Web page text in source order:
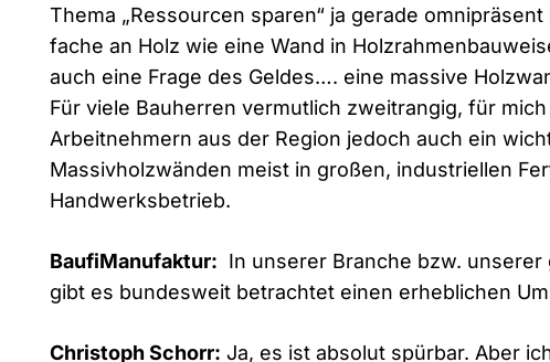
Thema „Ressourcen sparen“ ja gerade
fache an Holz wie eine Wand in
auch eine Frage des Geldes…. eine massive
Für viele Bauherren vermutlich zweitrangig, für
Arbeitnehmern aus der Region jedoch auch ein
Massivholzwänden meist in großen, industriellen
Handwerksbetrieb.
BaufiManufaktur: In unserer Branche bzw.
gibt es bundesweit betrachtet einen erheblichen
Christoph Schorr: Ja, es ist absolut spürbar. Aber